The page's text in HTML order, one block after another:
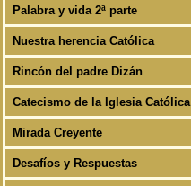
Palabra y vida 2ª parte
Nuestra herencia Católica
Rincón del padre Dizán
Catecismo de la Iglesia Católica
Mirada Creyente
Desafíos y Respuestas